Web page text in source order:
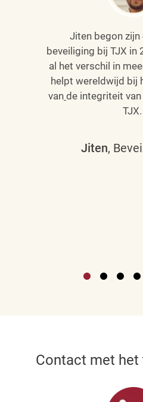
Jiten begon zijn
beveiliging bij TJX in
al het verschil in
helpt wereldwijd bij
van de integriteit
TJX.
Jiten,
Contact met het